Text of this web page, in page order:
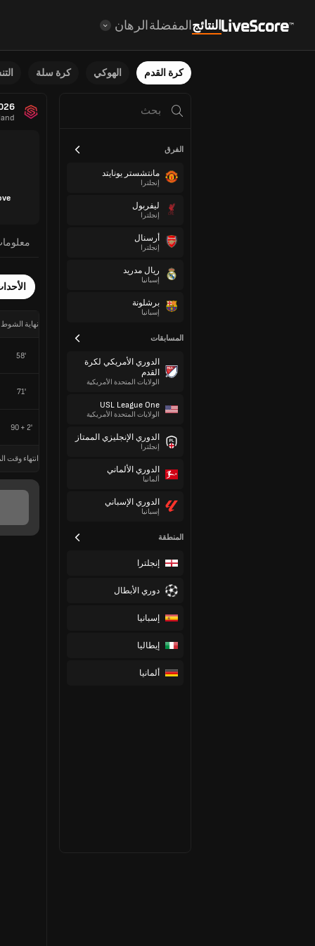
النتائجالمفضلةالرهان
كرة القدم الهوكي كرة سلة
الفرق
مانتشستر يونايتد
إنجلترا
ليفربول
إنجلترا
أرسنال
إنجلترا
ريال مدريد
إسبانيا
برشلونة
إسبانيا
المسابقات
الدوري الأمريكي لكرة
القدم
الولايات المتحدة الأمريكية
USL League One
الولايات المتحدة الأمريكية
الدوري الإنجليزي الممتاز
إنجلترا
الدوري الألماني
ألمانيا
الدوري الإسباني
إسبانيا
المنطقة
إنجلترا
دوري الأبطال
إسبانيا
إيطاليا
ألمانيا
نهاية الشوط
58'
71'
90 + 2'
انتهاء وقت